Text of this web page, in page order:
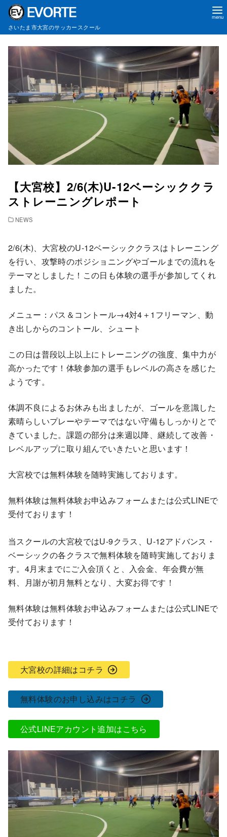
さいたま市大宮のサッカースクール
【大宮校】2/6(木)U-12ベーシッククラ
ストレーニングレポート
NEWS
2/6(木)、大宮校のU-12ベーシッククラスはトレーニング
を行い、攻撃時のポジショニングやゴールまでの流れを
テーマとしました！この日も体験の選手が参加してくれ
ました。
メニュー：パス＆コントール→4対4＋1フリーマン、動
き出しからのコントール、シュート
この日は普段以上以上にトレーニングの強度、集中力が
高かったです！体験参加の選手もレベルの高さを感じた
ようです。
体調不良によるお休みも出ましたが、ゴールを意識した
素晴らしいプレーやテーマではない守備もしっかりとで
きていました。課題の部分は来週以降、継続して改善・
レベルアップに取り組んでいきたいと思います！
大宮校では無料体験を随時実施しております。
無料体験は無料体験お申込みフォームまたは公式LINEで
受付ております！
当スクールの大宮校ではU-9クラス、U-12アドバンス・
ベーシックの各クラスで無料体験を随時実施しておりま
す。4月末までにご入会頂くと、入会金、年会費が無
料、月謝が初月無料となり、大変お得です！
無料体験は無料体験お申込みフォームまたは公式LINEで
受付ております！
大宮校の詳細はコチラ
無料体験のお申し込みはコチラ
公式LINEアカウント追加はこちら